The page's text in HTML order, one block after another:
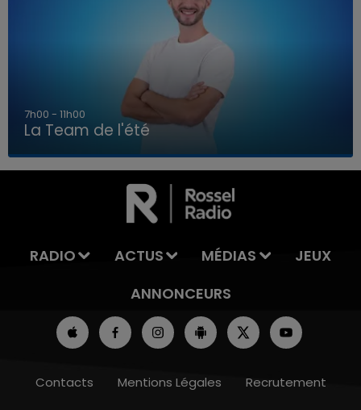
LA TEAM DE L'ÉTÉ
7h00 - 11h00
La Team de l'été
RADIO ACTUS MÉDIAS
JEUX
ANNONCEURS
Contacts Mentions Légales
Recrutement